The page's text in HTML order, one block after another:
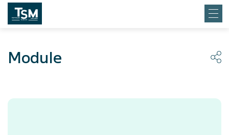
Module